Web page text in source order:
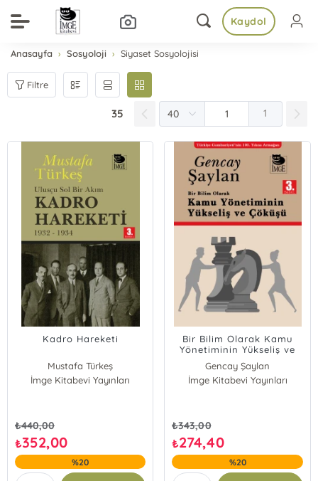
Kaydol
Anasayfa Sosyoloji Siyaset Sosyolojisi
Filtre
35 1
Kadro Hareketi
Mustafa Türkeş
İmge Kitabevi Yayınları
₺440,00
₺352,00
%20
Bir Bilim Olarak Kamu
Yönetiminin Yükseliş ve
Çöküşü
Gencay Şaylan
İmge Kitabevi Yayınları
₺343,00
₺274,40
%20